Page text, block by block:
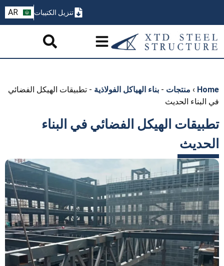
تنزيل الكتيبات AR
PT
Home
› منتجات - بناء الهياكل الفولاذية - تطبيقات الهيكل الفضائي
في البناء الحديث
تطبيقات الهيكل الفضائي في البناء
الحديث